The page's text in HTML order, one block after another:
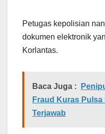
Petugas kepolisian
dokumen elektronik
Korlantas.
Baca Juga :
Fraud Kuras Pulsa
Terjawab